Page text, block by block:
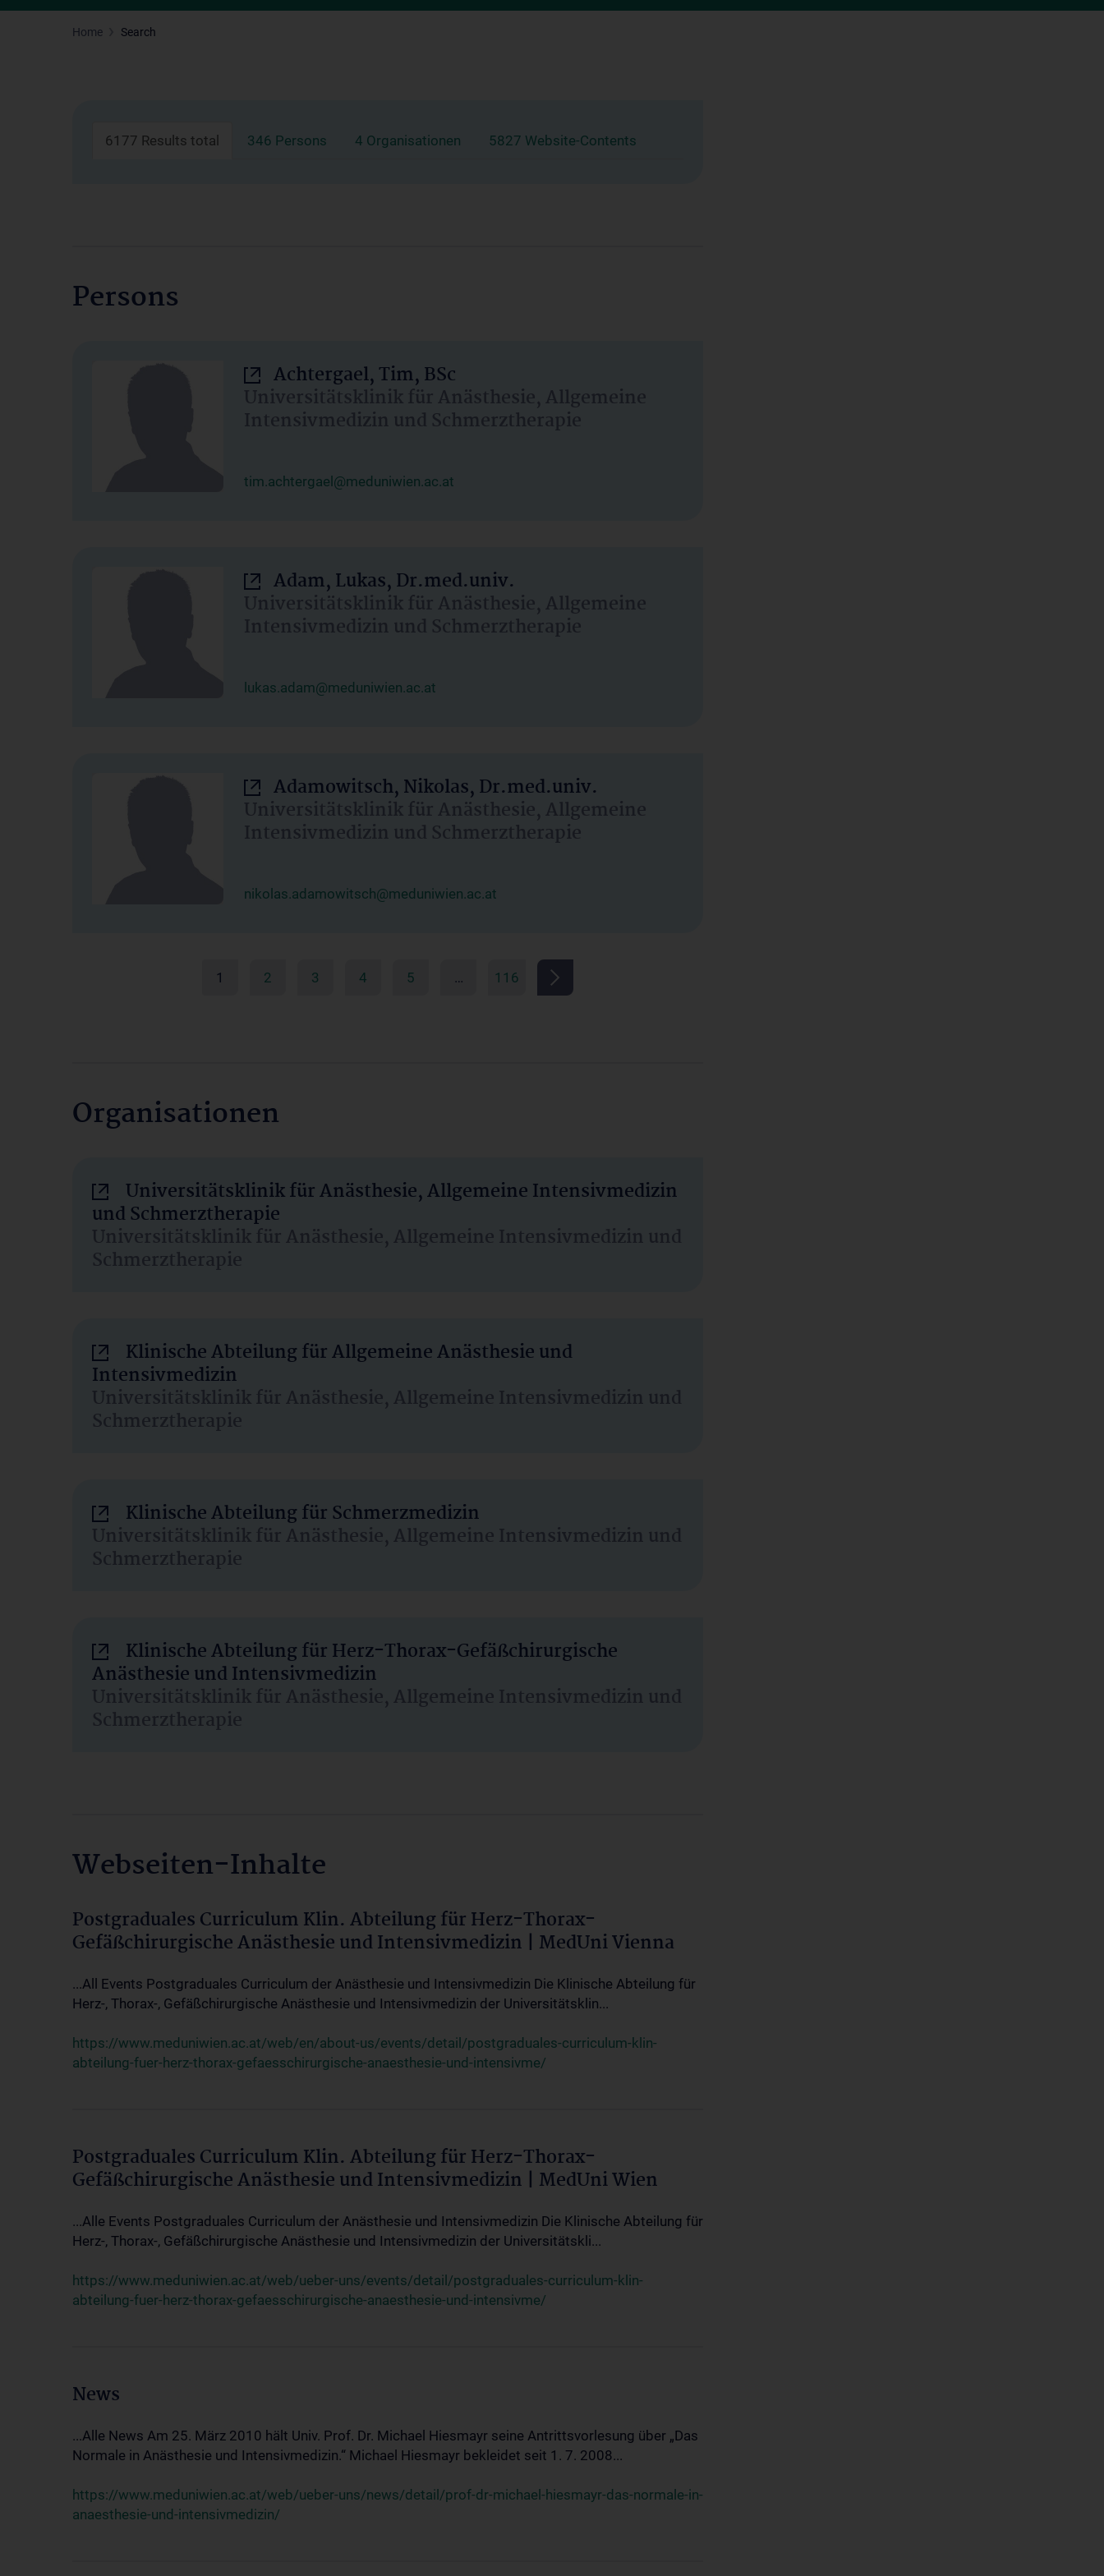
Home Search
6177 Results total 346 Persons 4 Organisationen 5827 Website-Contents
Persons
Achtergael, Tim, BSc
Universitätsklinik für Anästhesie, Allgemeine
Intensivmedizin und Schmerztherapie
tim.achtergael@meduniwien.ac.at
Adam, Lukas, Dr.med.univ.
Universitätsklinik für Anästhesie, Allgemeine
Intensivmedizin und Schmerztherapie
lukas.adam@meduniwien.ac.at
Adamowitsch, Nikolas, Dr.med.univ.
Universitätsklinik für Anästhesie, Allgemeine
Intensivmedizin und Schmerztherapie
nikolas.adamowitsch@meduniwien.ac.at
1 2 3 4 5 … 116
Organisationen
Universitätsklinik für Anästhesie, Allgemeine Intensivmedizin
und Schmerztherapie
Universitätsklinik für Anästhesie, Allgemeine Intensivmedizin und
Schmerztherapie
Klinische Abteilung für Allgemeine Anästhesie und
Intensivmedizin
Universitätsklinik für Anästhesie, Allgemeine Intensivmedizin und
Schmerztherapie
Klinische Abteilung für Schmerzmedizin
Universitätsklinik für Anästhesie, Allgemeine Intensivmedizin und
Schmerztherapie
Klinische Abteilung für Herz-Thorax-Gefäßchirurgische
Anästhesie und Intensivmedizin
Universitätsklinik für Anästhesie, Allgemeine Intensivmedizin und
Schmerztherapie
Webseiten-Inhalte
Postgraduales Curriculum Klin. Abteilung für Herz-Thorax-
Gefäßchirurgische Anästhesie und Intensivmedizin | MedUni Vienna
...All Events Postgraduales Curriculum der Anästhesie und Intensivmedizin Die Klinische Abteilung für
Herz-, Thorax-, Gefäßchirurgische Anästhesie und Intensivmedizin der Universitätsklin...
https://www.meduniwien.ac.at/web/en/about-us/events/detail/postgraduales-curriculum-klin-
abteilung-fuer-herz-thorax-gefaesschirurgische-anaesthesie-und-intensivme/
Postgraduales Curriculum Klin. Abteilung für Herz-Thorax-
Gefäßchirurgische Anästhesie und Intensivmedizin | MedUni Wien
...Alle Events Postgraduales Curriculum der Anästhesie und Intensivmedizin Die Klinische Abteilung für
Herz-, Thorax-, Gefäßchirurgische Anästhesie und Intensivmedizin der Universitätskli...
https://www.meduniwien.ac.at/web/ueber-uns/events/detail/postgraduales-curriculum-klin-
abteilung-fuer-herz-thorax-gefaesschirurgische-anaesthesie-und-intensivme/
News
...Alle News Am 25. März 2010 hält Univ. Prof. Dr. Michael Hiesmayr seine Antrittsvorlesung über „Das
Normale in Anästhesie und Intensivmedizin.“ Michael Hiesmayr bekleidet seit 1. 7. 2008...
https://www.meduniwien.ac.at/web/ueber-uns/news/detail/prof-dr-michael-hiesmayr-das-normale-in-
anaesthesie-und-intensivmedizin/